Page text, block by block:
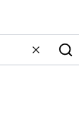
Wyczyść